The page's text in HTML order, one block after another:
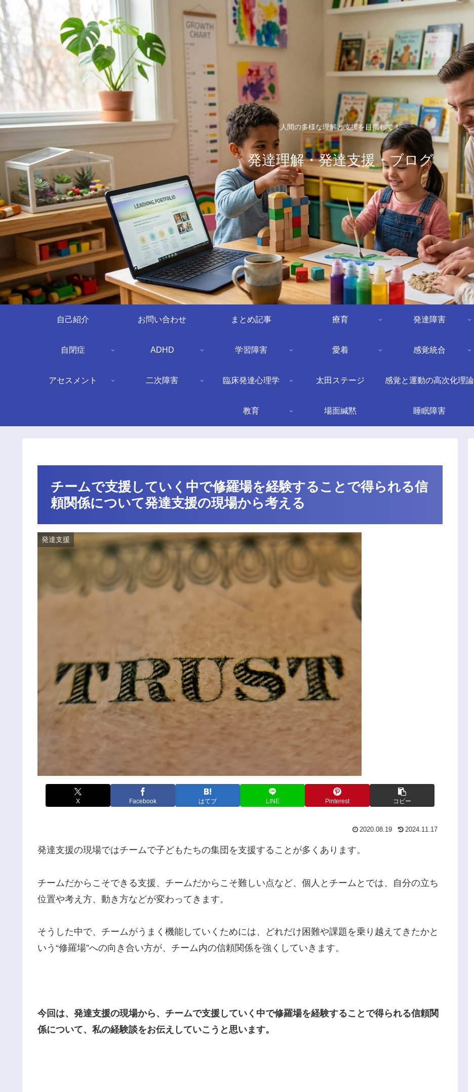
人間の多様な理解と支援を目指して！
発達理解・発達支援・ブログ
自己紹介 お問い合わせ まとめ記事 療育 発達障害
自閉症 ADHD 学習障害 愛着 感覚統合
アセスメント 二次障害 臨床発達心理学 太田ステージ 感覚と運動の高次化理論
教育 場面緘黙 睡眠障害
チームで支援していく中で修羅場を経験することで得られる信
頼関係について発達支援の現場から考える
発達支援
X Facebook はてブ LINE Pinterest コピー
2020.08.19 2024.11.17
発達支援の現場ではチームで子どもたちの集団を支援することが多くあります。
チームだからこそできる支援、チームだからこそ難しい点など、個人とチームとでは、自分の立ち
位置や考え方、動き方などが変わってきます。
そうした中で、チームがうまく機能していくためには、どれだけ困難や課題を乗り越えてきたかと
いう“修羅場”への向き合い方が、チーム内の信頼関係を強くしていきます。
今回は、発達支援の現場から、チームで支援していく中で修羅場を経験することで得られる信頼関
係について、私の経験談をお伝えしていこうと思います。